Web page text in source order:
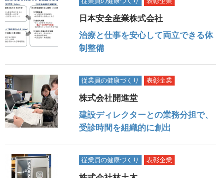
日本安全産業株式会社
治療と仕事を安心して両立できる体
制整備
従業員の健康づくり 表彰企業
株式会社開進堂
建設ディレクターとの業務分担で、
受診時間を組織的に創出
従業員の健康づくり 表彰企業